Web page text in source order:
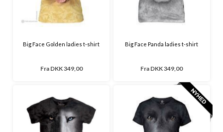
Big Face Golden ladies t-shirt
Fra DKK 349,00
Big Face Panda ladies t-shirt
Fra DKK 349,00